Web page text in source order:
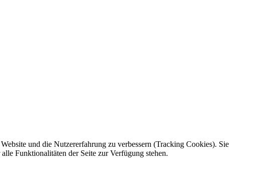
und die Nutzererfahrung zu verbessern (Tracking Cookies). Sie
Funktionalitäten der Seite zur Verfügung stehen.